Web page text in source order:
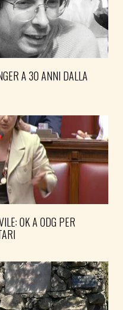
A 30 ANNI DALLA
OK A ODG PER